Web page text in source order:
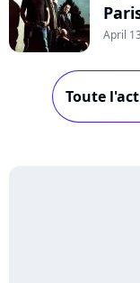
April
Toute